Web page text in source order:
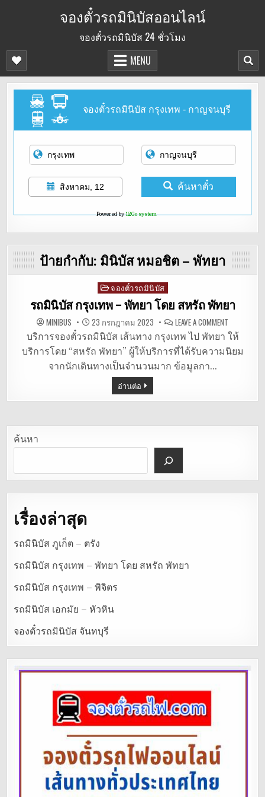
จองตั๋วรถมินิบัสออนไลน์
จองตั๋วรถมินิบัส 24 ชั่วโมง
MENU
จองตั๋วรถมินิบัส กรุงเทพ - กาญจนบุรี
สิงหาคม, 12 ค้นหาตั๋ว
Powered by12Go system
ป้ายกำกับ: มินิบัส หมอชิต – พัทยา
Posted
in
จองตั๋วรถมินิบัส
รถมินิบัส กรุงเทพ – พัทยา โดย สหรัถ พัทยา
MINIBUS 23 กรกฎาคม 2023 LEAVE A COMMENT
รถ
มิ
นิ
บัส
รัถ
บริการจองตั๋วรถมินิบัส เส้นทาง กรุงเทพ ไป พัทยา ให้
บริการโดย “สหรัถ พัทยา” ผู้ให้บริการที่ได้รับความนิยม
จากนักเดินทางเป็นจำนวนมาก ข้อมูลกา…
อ่านต่อ
ค้นหา
เรื่องล่าสุด
รถมินิบัส ภูเก็ต – ตรัง
รถมินิบัส กรุงเทพ – พัทยา โดย สหรัถ พัทยา
รถมินิบัส กรุงเทพ – พิจิตร
รถมินิบัส เอกมัย – หัวหิน
จองตั๋วรถมินิบัส จันทบุรี